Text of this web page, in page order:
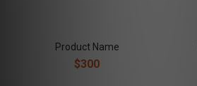
Product Name
$300